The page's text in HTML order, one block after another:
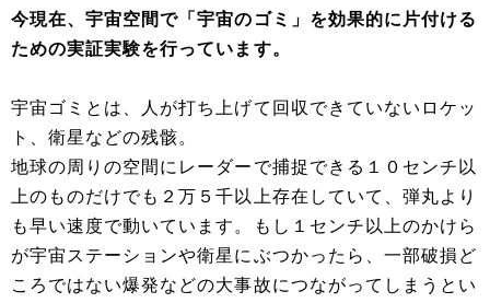
今現在、宇宙空間で「宇宙のゴミ」を効果的に片付ける
ための実証実験を行っています。
宇宙ゴミとは、人が打ち上げて回収できていないロケッ
ト、衛星などの残骸。
地球の周りの空間にレーダーで捕捉できる１０センチ以
上のものだけでも２万５千以上存在していて、弾丸より
も早い速度で動いています。もし１センチ以上のかけら
が宇宙ステーションや衛星にぶつかったら、一部破損ど
ころではない爆発などの大事故につながってしまうとい